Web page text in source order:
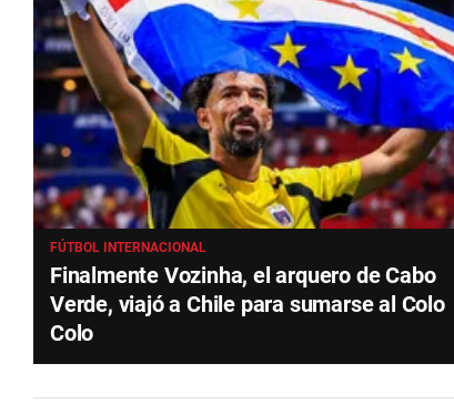
FÚTBOL INTERNACIONAL
Finalmente Vozinha, el arquero de Cabo
Verde, viajó a Chile para sumarse al Colo
Colo